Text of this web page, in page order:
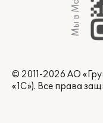
Мы в Max
© 2011-2026 АО
«1С»). Все права